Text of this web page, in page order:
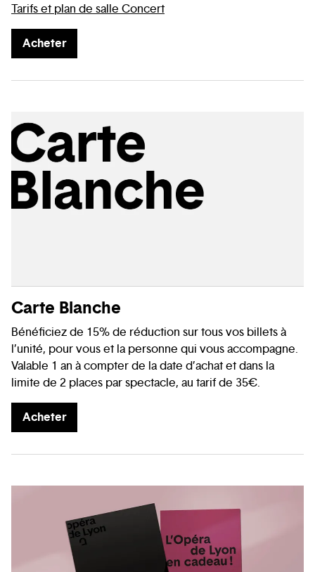
Tarifs et plan de salle Concert
Acheter
Carte Blanche
Bénéficiez de 15% de réduction sur tous vos billets à
l’unité, pour vous et la personne qui vous accompagne.
Valable 1 an à compter de la date d’achat et dans la
limite de 2 places par spectacle, au tarif de 35€.
Acheter